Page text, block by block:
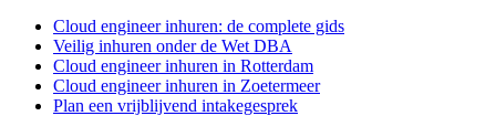
Cloud engineer inhuren: de complete gids
Veilig inhuren onder de Wet DBA
Cloud engineer inhuren in Rotterdam
Cloud engineer inhuren in Zoetermeer
Plan een vrijblijvend intakegesprek